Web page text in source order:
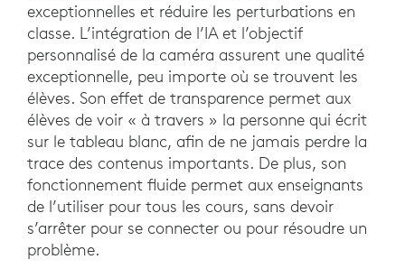
exceptionnelles et réduire les perturbations en
classe. L’intégration de l’IA et l’objectif
personnalisé de la caméra assurent une qualité
exceptionnelle, peu importe où se trouvent les
élèves. Son effet de transparence permet aux
élèves de voir « à travers » la personne qui écrit
sur le tableau blanc, afin de ne jamais perdre la
trace des contenus importants. De plus, son
fonctionnement fluide permet aux enseignants
de l’utiliser pour tous les cours, sans devoir
s’arrêter pour se connecter ou pour résoudre un
problème.